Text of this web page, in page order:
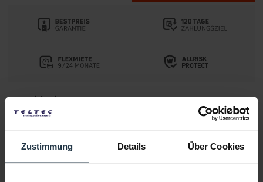
Zustimmung Details Über Cookies
Lieferzeit: